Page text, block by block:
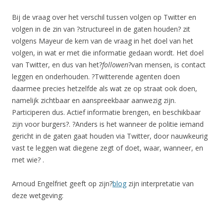
Bij de vraag over het verschil tussen volgen op Twitter en
volgen in de zin van ?structureel in de gaten houden? zit
volgens Mayeur de kern van de vraag in het doel van het
volgen, in wat er met die informatie gedaan wordt. Het doel
van Twitter, en dus van het?followen?van mensen, is contact
leggen en onderhouden. ?Twitterende agenten doen
daarmee precies hetzelfde als wat ze op straat ook doen,
namelijk zichtbaar en aanspreekbaar aanwezig zijn.
Participeren dus. Actief informatie brengen, en beschikbaar
zijn voor burgers?. ?Anders is het wanneer de politie iemand
gericht in de gaten gaat houden via Twitter, door nauwkeurig
vast te leggen wat diegene zegt of doet, waar, wanneer, en
met wie? .
Arnoud Engelfriet geeft op zijn?blog zijn interpretatie van
deze wetgeving: